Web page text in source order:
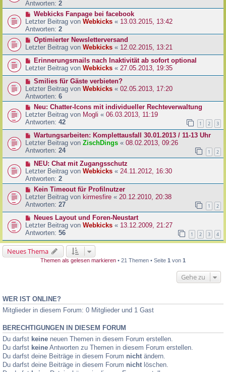
Antworten: 2
Webkicks Fanpage bei facebook
Letzter Beitrag von Webkicks « 13.03.2015, 13:42
Antworten: 2
Optimierter Newsletterversand
Letzter Beitrag von Webkicks « 12.02.2015, 13:21
Erinnerungsmails nach Inaktivität ab sofort optional
Letzter Beitrag von Webkicks « 27.05.2013, 19:35
Smilies für Gäste verbieten?
Letzter Beitrag von Webkicks « 02.05.2013, 17:20
Antworten: 6
Neu: Chatter-Icons mit individueller Rechteverwaltung
Letzter Beitrag von Mogli « 06.03.2013, 11:19
Antworten: 42 1 2 3
Wartungsarbeiten: Komplettausfall 30.01.2013 / 11-13 Uhr
Letzter Beitrag von ZischDings « 08.02.2013, 09:26
Antworten: 24 1 2
NEU: Chat mit Zugangsschutz
Letzter Beitrag von Webkicks « 24.11.2012, 16:30
Antworten: 2
Kein Timeout für Profilnutzer
Letzter Beitrag von kirmesfire « 20.12.2010, 20:38
Antworten: 27 1 2
Neues Layout und Foren-Neustart
Letzter Beitrag von Webkicks « 13.12.2009, 21:27
Antworten: 56 1 2 3 4
Neues Thema
Themen als gelesen markieren • 21 Themen • Seite 1 von 1
Gehe zu
WER IST ONLINE?
Mitglieder in diesem Forum: 0 Mitglieder und 1 Gast
BERECHTIGUNGEN IN DIESEM FORUM
Du darfst keine neuen Themen in diesem Forum erstellen.
Du darfst keine Antworten zu Themen in diesem Forum erstellen.
Du darfst deine Beiträge in diesem Forum nicht ändern.
Du darfst deine Beiträge in diesem Forum nicht löschen.